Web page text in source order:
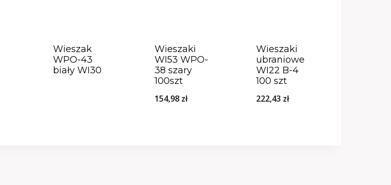
Wieszak
WPO-43
biały WI30
Wieszaki
WI53 WPO-
38 szary
100szt
154,98 zł
Wieszaki
ubraniowe
WI22 B-4
100 szt
222,43 zł